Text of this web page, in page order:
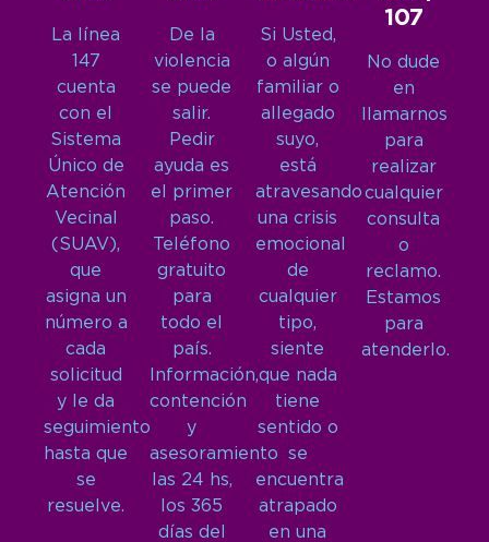
La línea
147
cuenta
con el
Sistema
Único de
Atención
Vecinal
(SUAV),
que
asigna un
número a
cada
solicitud
y le da
seguimiento
hasta que
se
resuelve.
De la
violencia
se puede
salir.
Pedir
ayuda es
el primer
paso.
Teléfono
gratuito
para
todo el
país.
Información,
contención
y
asesoramiento
las 24 hs,
los 365
días del
Si Usted,
o algún
familiar o
allegado
suyo,
está
atravesando
una crisis
emocional
de
cualquier
tipo,
siente
que nada
tiene
sentido o
se
encuentra
atrapado
en una
107
No dude
en
llamarnos
para
realizar
cualquier
consulta
o
reclamo.
Estamos
para
atenderlo.